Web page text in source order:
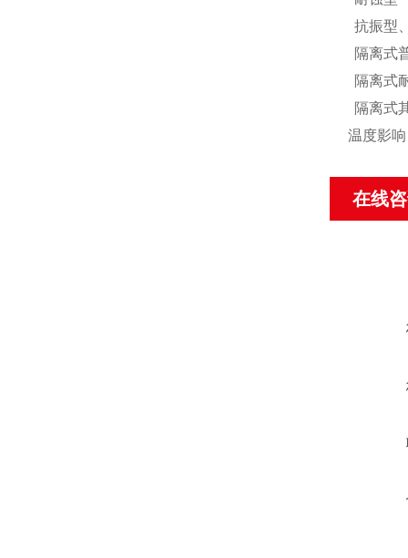
抗振型
隔离式
隔离式
隔离式
温度影
在线